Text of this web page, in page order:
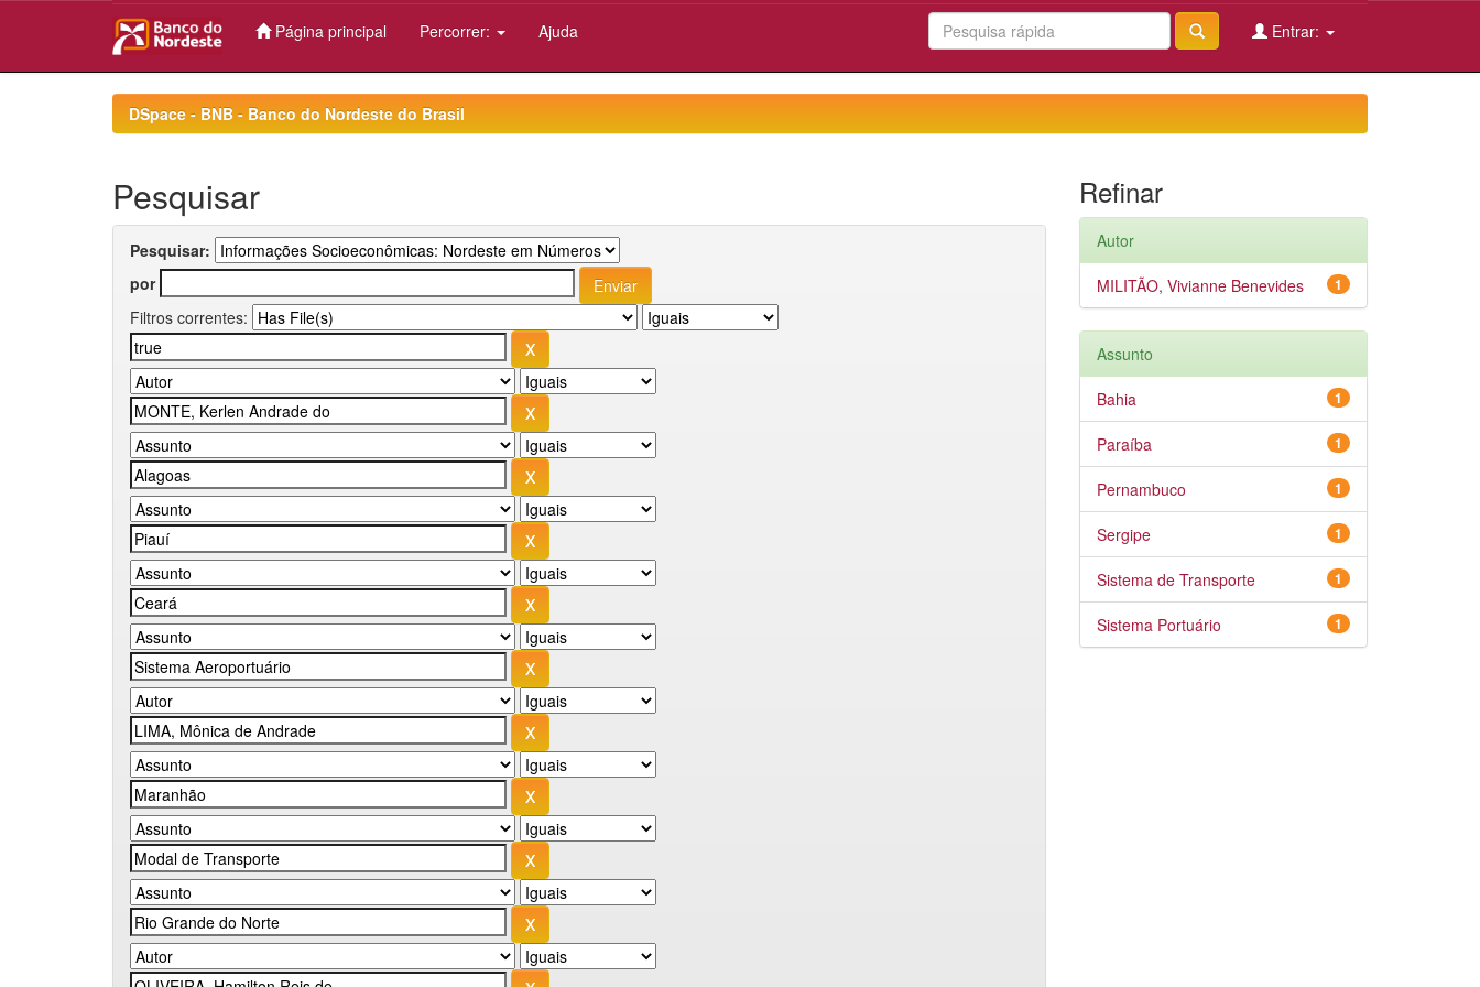
Página principal Percorrer: Ajuda Entrar:
DSpace - BNB - Banco do Nordeste do Brasil
Pesquisar
Pesquisar:
por
Filtros correntes:
Refinar
Autor
1
MILITÃO, Vivianne Benevides
Assunto
1
Bahia
1
Paraíba
1
Pernambuco
1
Sergipe
1
Sistema de Transporte
1
Sistema Portuário